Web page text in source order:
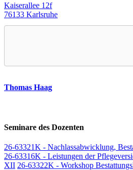
Kaiserallee 12f
76133 Karlsruhe
Thomas Haag
Seminare des Dozenten
26-63321K - Nachlassabwicklung,
26-63316K - Leistungen der
XII 26-63322K - Workshop